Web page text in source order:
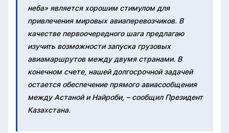
неба» является хорошим стимулом для
привлечения мировых авиаперевозчиков. В
качестве первоочередного шага предлагаю
изучить возможности запуска грузовых
авиамаршрутов между двумя странами. В
конечном счете, нашей долгосрочной задачей
остается обеспечение прямого авиасообщения
между Астаной и Найроби, – сообщил Президент
Казахстана.